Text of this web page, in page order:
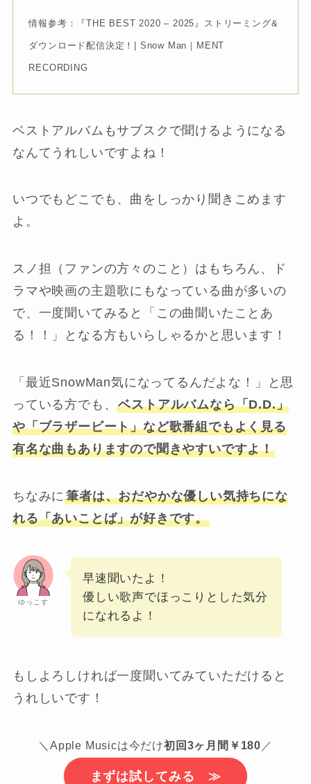
情報参考：『THE BEST 2020 – 2025』ストリーミング&
ダウンロード配信決定！| Snow Man｜MENT
RECORDING
ベストアルバムもサブスクで聞けるようになる
なんてうれしいですよね！
いつでもどこでも、曲をしっかり聞きこめます
よ。
スノ担（ファンの方々のこと）はもちろん、ド
ラマや映画の主題歌にもなっている曲が多いの
で、一度聞いてみると「この曲聞いたことあ
る！！」となる方もいらしゃるかと思います！
「最近SnowMan気になってるんだよな！」と思
っている方でも、ベストアルバムなら「D.D.」
や「ブラザービート」など歌番組でもよく見る
有名な曲もありますので聞きやすいですよ！
ちなみに筆者は、おだやかな優しい気持ちにな
れる「あいことば」が好きです。
ゆっこす
早速聞いたよ！
優しい歌声でほっこりとした気分
になれるよ！
もしよろしければ一度聞いてみていただけると
うれしいです！
＼Apple Musicは今だけ初回3ヶ月間￥180 ／
まずは試してみる ≫